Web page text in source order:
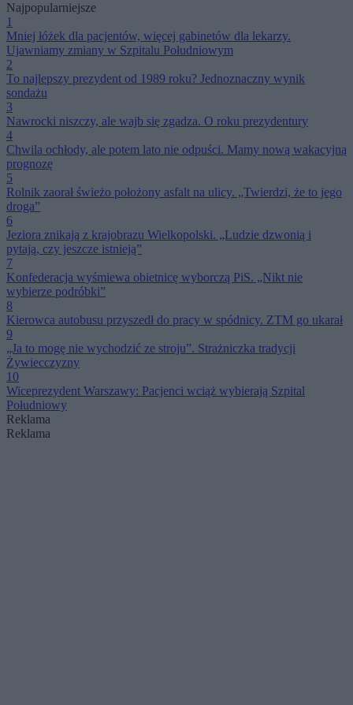
Najpopularniejsze
1
Mniej łóżek dla pacjentów, więcej gabinetów dla lekarzy.
Ujawniamy zmiany w Szpitalu Południowym
2
To najlepszy prezydent od 1989 roku? Jednoznaczny wynik
sondażu
3
Nawrocki niszczy, ale wajb się zgadza. O roku prezydentury
4
Chwila ochłody, ale potem lato nie odpuści. Mamy nową wakacyjną
prognozę
5
Rolnik zaorał świeżo położony asfalt na ulicy. „Twierdzi, że to jego
droga”
6
Jeziora znikają z krajobrazu Wielkopolski. „Ludzie dzwonią i
pytają, czy jeszcze istnieją”
7
Konfederacja wyśmiewa obietnicę wyborczą PiS. „Nikt nie
wybierze podróbki”
8
Kierowca autobusu przyszedł do pracy w spódnicy. ZTM go ukarał
9
„Ja to mogę nie wychodzić ze stroju”. Strażniczka tradycji
Żywiecczyzny
10
Wiceprezydent Warszawy: Pacjenci wciąż wybierają Szpital
Południowy
Reklama
Reklama